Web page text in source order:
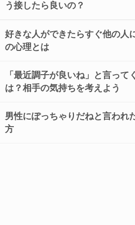
う接したら良いの？
好きな人ができたらすぐ他の人
の心理とは
「最近調子が良いね」と言って
は？相手の気持ちを考えよう
男性にぽっちゃりだねと言われ
方